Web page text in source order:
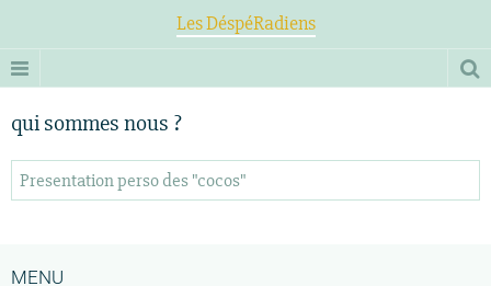
Les DéspéRadiens
qui sommes nous ?
Presentation perso des "cocos"
MENU